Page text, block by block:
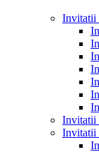
Invitatii
Invitatii
Invitatii